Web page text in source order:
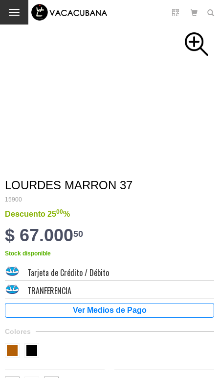
Cambio
LOURDES MARRON 37
15900
Descuento 2500%
$ 67.00050
Stock disponible
Tarjeta de Crédito / Débito
TRANFERENCIA
Colores